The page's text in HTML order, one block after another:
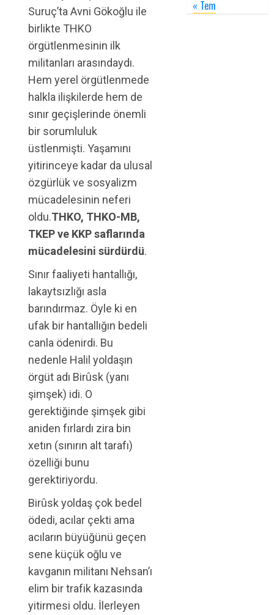
Suruç’ta Avni Gökoğlu ile
birlikte THKO
örgütlenmesinin ilk
militanları arasındaydı.
Hem yerel örgütlenmede
halkla ilişkilerde hem de
sınır geçişlerinde önemli
bir sorumluluk
üstlenmişti. Yaşamını
yitirinceye kadar da ulusal
özgürlük ve sosyalizm
mücadelesinin neferi
oldu.THKO, THKO-MB,
TKEP ve KKP saflarında
mücadelesini sürdürdü.
Sınır faaliyeti hantallığı,
lakaytsızlığı asla
barındırmaz. Öyle ki en
ufak bir hantallığın bedeli
canla ödenirdi. Bu
nedenle Halil yoldaşın
örgüt adı Birûsk (yanı
şimşek) idi. O
gerektiğinde şimşek gibi
aniden fırlardı zira bin
xetın (sınırın alt tarafı)
özelliği bunu
gerektiriyordu.
Birûsk yoldaş çok bedel
ödedi, acılar çekti ama
acıların büyüğünü geçen
sene küçük oğlu ve
kavganın militanı Nehsan’ı
elim bir trafik kazasında
yitirmesi oldu. İlerleyen
« Tem